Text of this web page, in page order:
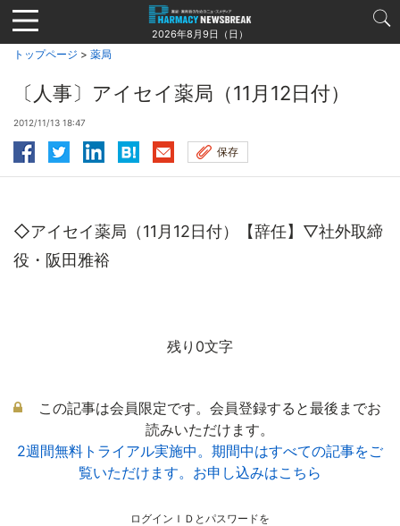
Jump
to
navigation
2026年8月9日（日）
トップページ > 薬局
〔人事〕アイセイ薬局（11月12日付）
2012/11/13 18:47
保存
◇アイセイ薬局（11月12日付）【辞任】▽社外取締
役・阪田雅裕
残り0文字
この記事は会員限定です。会員登録すると最後までお
読みいただけます。
2週間無料トライアル実施中。期間中はすべての記事をご
覧いただけます。お申し込みはこちら
ログインＩＤとパスワードを